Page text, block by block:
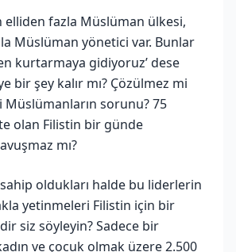
elliden fazla Müslüman ülkesi,
Müslüman yönetici var. Bunlar
kurtarmaya gidiyoruz’ dese
bir şey kalır mı? Çözülmez mi
Müslümanların sorunu? 75
olan Filistin bir günde
mı?
oldukları halde bu liderlerin
yetinmeleri Filistin için bir
siz söyleyin? Sadece bir
ve çocuk olmak üzere 2.500